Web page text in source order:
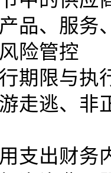
品、服务
险管控
期限与执
走逃、非
支出财务